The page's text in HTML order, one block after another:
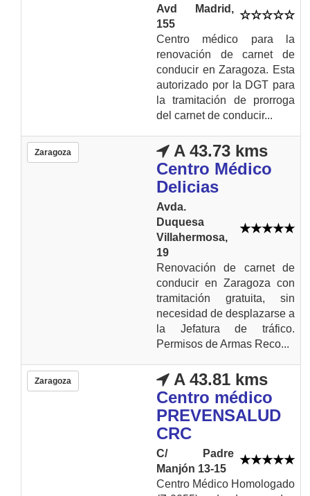
Avd Madrid,
155
Centro médico para la
renovación de carnet de
conducir en Zaragoza. Esta
autorizado por la DGT para
la tramitación de prorroga
del carnet de conducir...
Zaragoza
A 43.73 kms
Centro Médico
Delicias
Avda.
Duquesa
Villahermosa,
19
Renovación de carnet de
conducir en Zaragoza con
tramitación gratuita, sin
necesidad de desplazarse a
la Jefatura de tráfico.
Permisos de Armas Reco...
Zaragoza
A 43.81 kms
Centro médico
PREVENSALUD
CRC
C/ Padre
Manjón 13-15
Centro Médico Homologado